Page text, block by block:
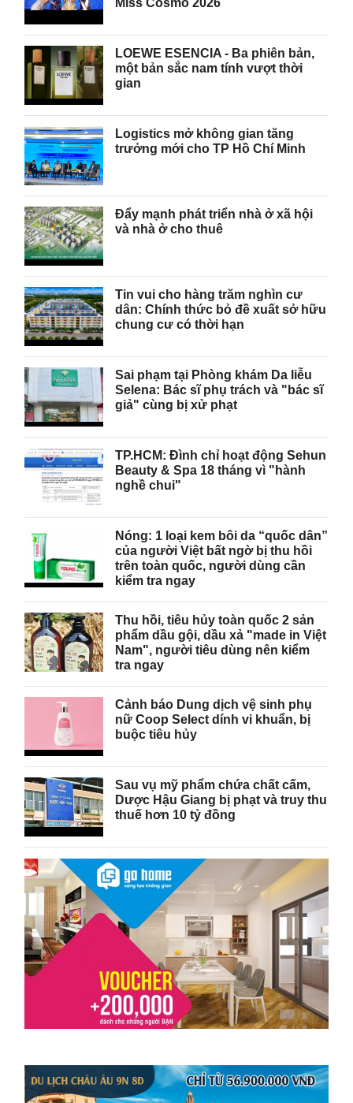
Miss Cosmo 2026
LOEWE ESENCIA - Ba phiên bản,
một bản sắc nam tính vượt thời
gian
Logistics mở không gian tăng
trưởng mới cho TP Hồ Chí Minh
Đẩy mạnh phát triển nhà ở xã hội
và nhà ở cho thuê
Tin vui cho hàng trăm nghìn cư
dân: Chính thức bỏ đề xuất sở hữu
chung cư có thời hạn
Sai phạm tại Phòng khám Da liễu
Selena: Bác sĩ phụ trách và "bác sĩ
giả" cùng bị xử phạt
TP.HCM: Đình chỉ hoạt động Sehun
Beauty & Spa 18 tháng vì "hành
nghề chui"
Nóng: 1 loại kem bôi da “quốc dân”
của người Việt bất ngờ bị thu hồi
trên toàn quốc, người dùng cần
kiểm tra ngay
Thu hồi, tiêu hủy toàn quốc 2 sản
phẩm dầu gội, dầu xả "made in Việt
Nam", người tiêu dùng nên kiểm
tra ngay
Cảnh báo Dung dịch vệ sinh phụ
nữ Coop Select dính vi khuẩn, bị
buộc tiêu hủy
Sau vụ mỹ phẩm chứa chất cấm,
Dược Hậu Giang bị phạt và truy thu
thuế hơn 10 tỷ đồng